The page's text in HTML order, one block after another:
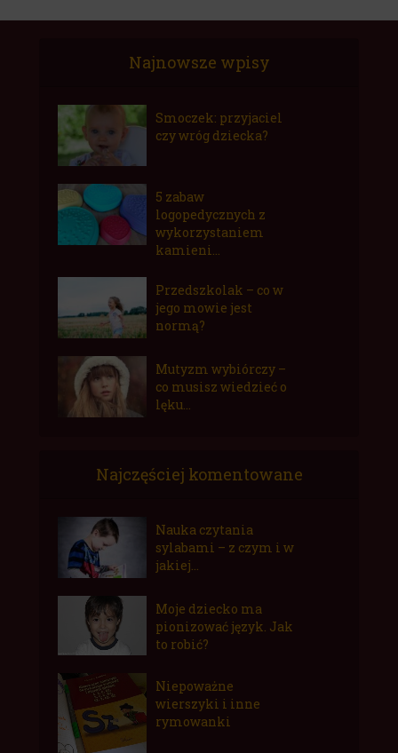
Najnowsze wpisy
Smoczek: przyjaciel
czy wróg dziecka?
5 zabaw
logopedycznych z
wykorzystaniem
kamieni...
Przedszkolak – co w
jego mowie jest
normą?
Mutyzm wybiórczy –
co musisz wiedzieć o
lęku...
Najczęściej komentowane
Nauka czytania
sylabami – z czym i w
jakiej...
Moje dziecko ma
pionizować język. Jak
to robić?
Niepoważne
wierszyki i inne
rymowanki